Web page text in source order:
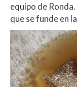
equipo de
que se funde en